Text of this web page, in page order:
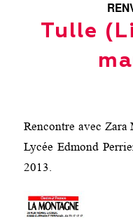
Tulle
Rencontre avec
Lycée Edmond
2013.